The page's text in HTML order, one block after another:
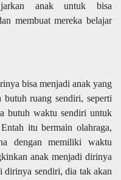
anak untuk bisa
membuat mereka belajar
bisa menjadi anak yang
ruang sendiri, seperti
butuh waktu sendiri untuk
itu bermain olahraga,
dengan memiliki waktu
anak menjadi dirinya
dirinya sendiri, dia tak akan